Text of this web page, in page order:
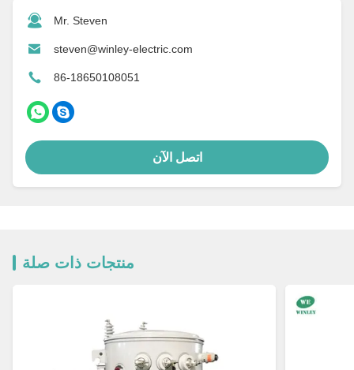
Mr. Steven
steven@winley-electric.com
86-18650108051
اتصل الآن
منتجات ذات صلة